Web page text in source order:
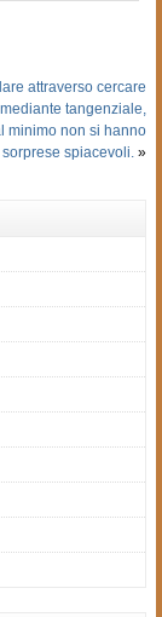
attraverso cercare
tangenziale,
minimo non si hanno
sorprese spiacevoli.»